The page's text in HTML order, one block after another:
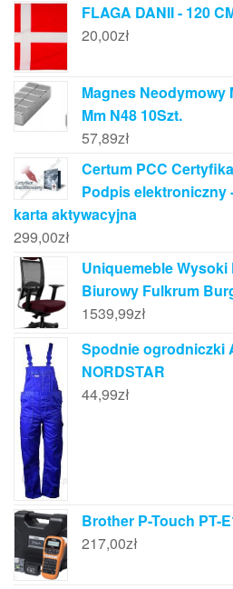
FLAGA DANII - 120
20,00zł
Magnes Neodymowy
Mm N48 10Szt.
57,89zł
Certum PCC
Podpis elektroniczny
karta aktywacyjna
299,00zł
Uniquemeble
Biurowy Fulkrum
1539,99zł
Spodnie ogrodniczki
NORDSTAR
44,99zł
Brother P-Touch PT-
217,00zł